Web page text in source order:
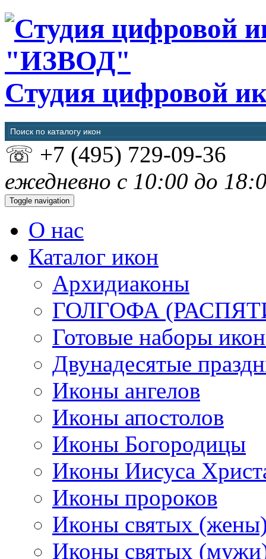
"ИЗВОД"
Студия цифровой
☏ +7 (495) 729-09-36
ежедневно с 10:00 до
Toggle navigation
О нас
Каталог икон
Архидиаконы
ГОЛГОФА
Готовые наборы
Двунадесятые
Иконы ангелов
Иконы апостолов
Иконы Богородицы
Иконы Иисуса
Иконы пророков
Иконы святых
Иконы святых